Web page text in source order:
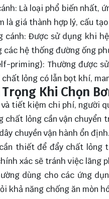
Là loại phổ biến nhất,
là giá thành hợp lý, cấu
cánh: Được sử dụng khi
các hệ thống đường ống
priming): Thường được
lỏng có lẫn bọt khí,
Khi Chọn
tiết kiệm chi phí, người
chất lỏng cần vận chuyển
chuyền vận hành ổn định.
thiết để đẩy chất
xác sẽ tránh việc lãng
dùng cho các ứng
khả năng chống ăn mòn